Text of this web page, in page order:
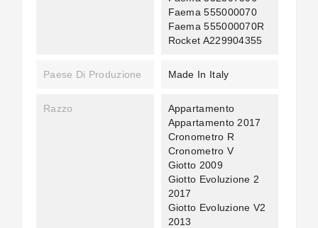
Faema 555000070
Faema 555000070R
Rocket A229904355
Paese Di Produzione Made In Italy
Razzo
Appartamento
Appartamento 2017
Cronometro R
Cronometro V
Giotto 2009
Giotto Evoluzione 2
2017
Giotto Evoluzione V2
2013